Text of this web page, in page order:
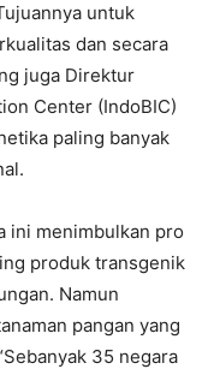
untuk
dan secara
juga Direktur
Center (IndoBIC)‎
paling banyak
ini menimbulkan pro
produk transgenik
Namun
pangan yang
35 negara